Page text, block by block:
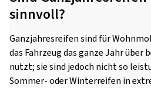
sinnvoll?
Ganzjahresreifen sind für
das Fahrzeug das ganze Jahr über
nutzt; sie sind jedoch nicht so
Sommer- oder Winterreifen in